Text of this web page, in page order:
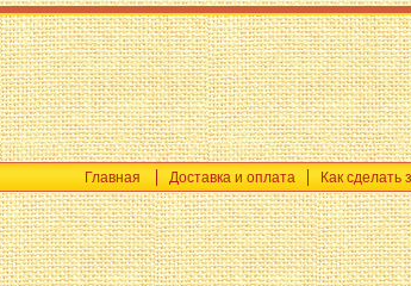
Главная Доставка и оплата Как сделать